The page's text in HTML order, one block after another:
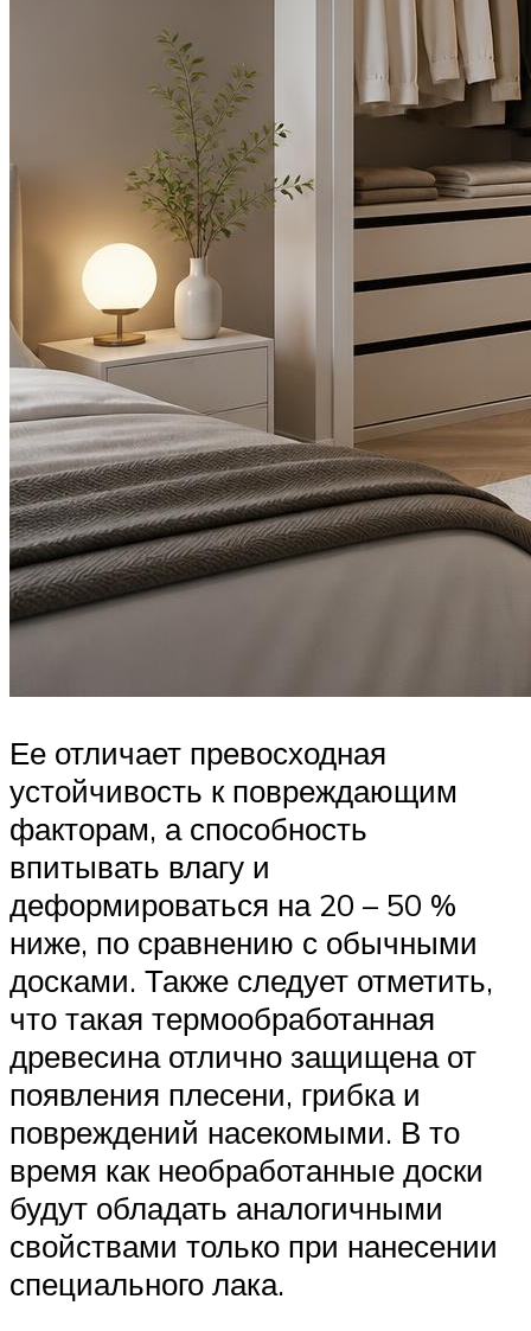
Ее отличает превосходная
устойчивость к повреждающим
факторам, а способность
впитывать влагу и
деформироваться на 20 – 50 %
ниже, по сравнению с обычными
досками. Также следует отметить,
что такая термообработанная
древесина отлично защищена от
появления плесени, грибка и
повреждений насекомыми. В то
время как необработанные доски
будут обладать аналогичными
свойствами только при нанесении
специального лака.